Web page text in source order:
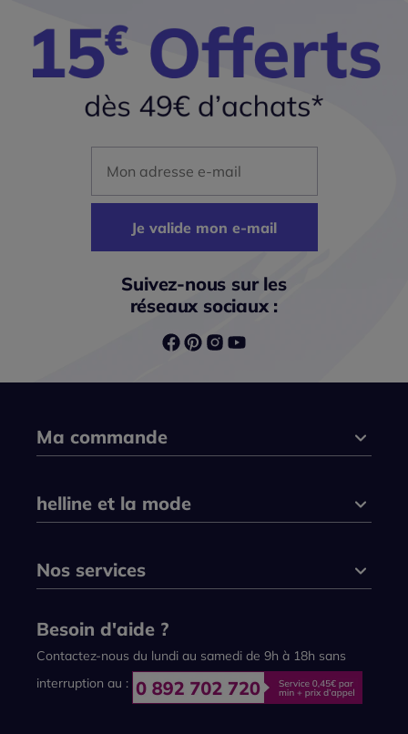
Je valide mon e-mail
Suivez-nous sur les
réseaux sociaux :
Ma commande
helline et la mode
Nos services
Besoin d'aide ?
Contactez-nous du lundi au samedi de 9h à 18h sans
interruption au :